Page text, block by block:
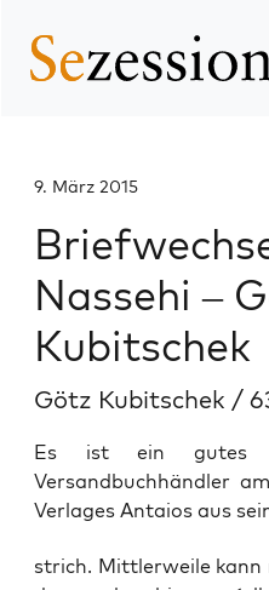
9. März 2015
Nassehi –
Kubitschek
Götz Kubitschek /
Es ist ein gutes
Versandbuchhändler
Verlages Antaios aus
strich. Mitt­ler­wei­le